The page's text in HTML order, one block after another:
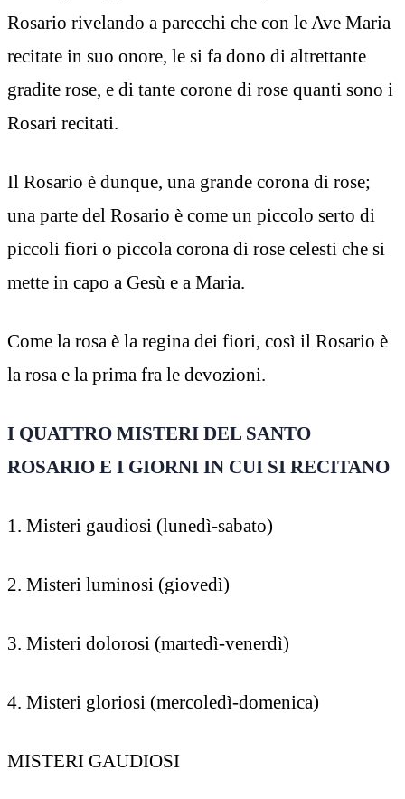
Rosario rivelando a parecchi che con le Ave Maria
recitate in suo onore, le si fa dono di altrettante
gradite rose, e di tante corone di rose quanti sono i
Rosari recitati.
Il Rosario è dunque, una grande corona di rose;
una parte del Rosario è come un piccolo serto di
piccoli fiori o piccola corona di rose celesti che si
mette in capo a Gesù e a Maria.
Come la rosa è la regina dei fiori, così il Rosario è
la rosa e la prima fra le devozioni.
I QUATTRO MISTERI DEL SANTO
ROSARIO E I GIORNI IN CUI SI RECITANO
1. Misteri gaudiosi (lunedì-sabato)
2. Misteri luminosi (giovedì)
3. Misteri dolorosi (martedì-venerdì)
4. Misteri gloriosi (mercoledì-domenica)
MISTERI GAUDIOSI